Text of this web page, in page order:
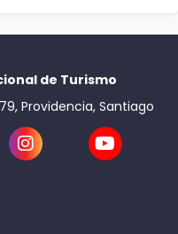
de Turismo
Providencia, Santiago